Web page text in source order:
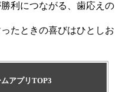
利につながる、 歯応えの
たときの喜びはひとしお
アプリTOP3